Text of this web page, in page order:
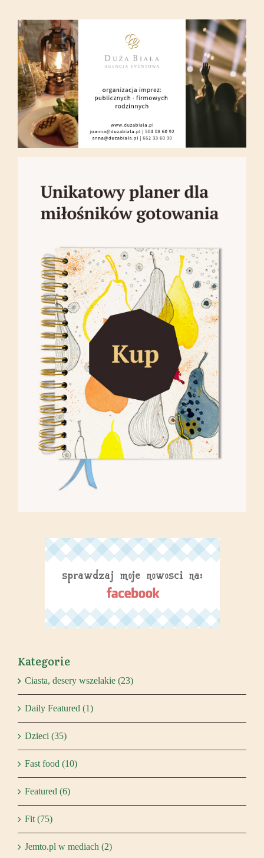
Kategorie
Ciasta, desery wszelakie (23)
Daily Featured (1)
Dzieci (35)
Fast food (10)
Featured (6)
Fit (75)
Jemto.pl w mediach (2)